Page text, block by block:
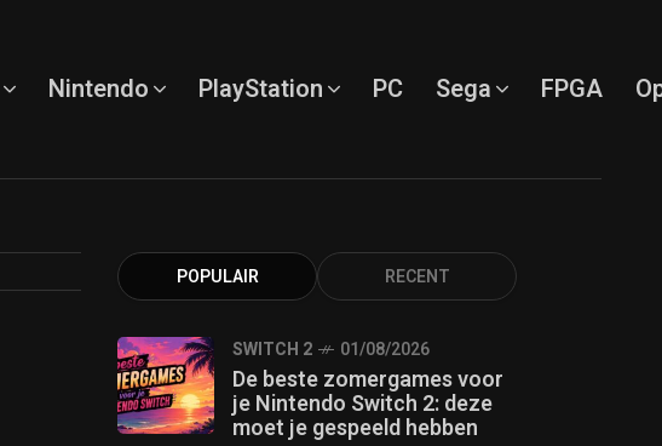
Nintendo PlayStation PC Sega FPGA
POPULAIR RECENT
SWITCH 2 01/08/2026
De beste zomergames voor
je Nintendo Switch 2: deze
moet je gespeeld hebben